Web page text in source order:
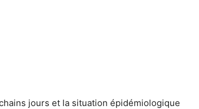
jours et la situation épidémiologique